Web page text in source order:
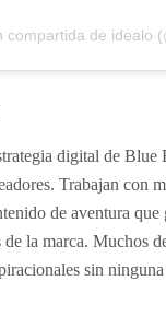
compartida de idealo
digital de Blue
Trabajan con
de aventura que
la marca. Muchos
sin